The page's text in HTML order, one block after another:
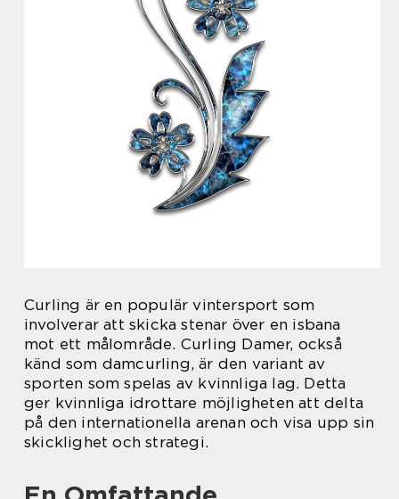
Curling är en populär vintersport som
involverar att skicka stenar över en isbana
mot ett målområde. Curling Damer, också
känd som damcurling, är den variant av
sporten som spelas av kvinnliga lag. Detta
ger kvinnliga idrottare möjligheten att delta
på den internationella arenan och visa upp sin
skicklighet och strategi.